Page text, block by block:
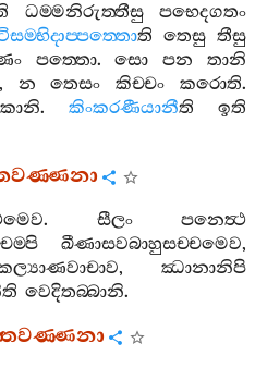
ධම‍්මනිරුත‍්තීසු
පභෙදගතං
ති තෙසු තීසු
පත‍්තො.සො පන
තානි
, න තෙසං කිච‍්චං කරොති.
. කිංකරණීයානීති
ඉති
. සීලං
පනෙත්‍ථ
ඛීණාසවබාහුසච‍්චමෙව,
,ඣානානිපි
වෙදිතබ‍්බානි.